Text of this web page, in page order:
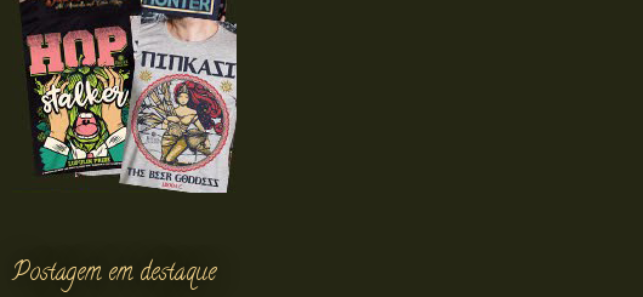
Postagem em destaque